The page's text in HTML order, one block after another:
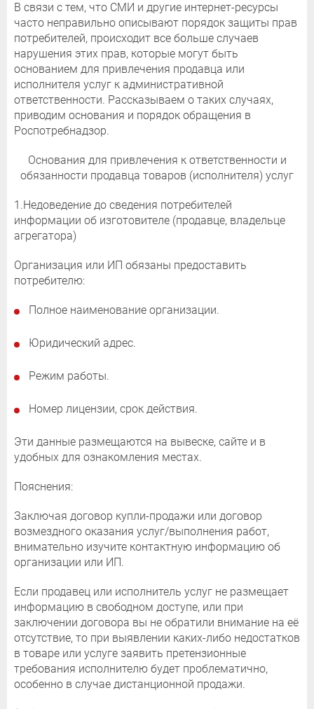
В связи с тем, что СМИ и другие интернет-ресурсы
часто неправильно описывают порядок защиты прав
потребителей, происходит все больше случаев
нарушения этих прав, которые могут быть
основанием для привлечения продавца или
исполнителя услуг к административной
ответственности. Рассказываем о таких случаях,
приводим основания и порядок обращения в
Роспотребнадзор.
Основания для привлечения к ответственности и
обязанности продавца товаров (исполнителя) услуг
1.Недоведение до сведения потребителей
информации об изготовителе (продавце, владельце
агрегатора)
Организация или ИП обязаны предоставить
потребителю:
Полное наименование организации.
Юридический адрес.
Режим работы.
Номер лицензии, срок действия.
Эти данные размещаются на вывеске, сайте и в
удобных для ознакомления местах.
Пояснения:
Заключая договор купли-продажи или договор
возмездного оказания услуг/выполнения работ,
внимательно изучите контактную информацию об
организации или ИП.
Если продавец или исполнитель услуг не размещает
информацию в свободном доступе, или при
заключении договора вы не обратили внимание на её
отсутствие, то при выявлении каких-либо недостатков
в товаре или услуге заявить претензионные
требования исполнителю будет проблематично,
особенно в случае дистанционной продажи.